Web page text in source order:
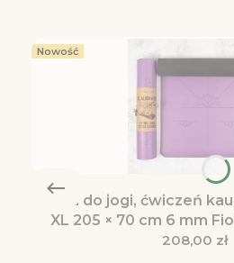
Nowość
Mata do jogi, ćwiczeń
XL 205 × 70 cm 6 mm
Cena
208,00 zł